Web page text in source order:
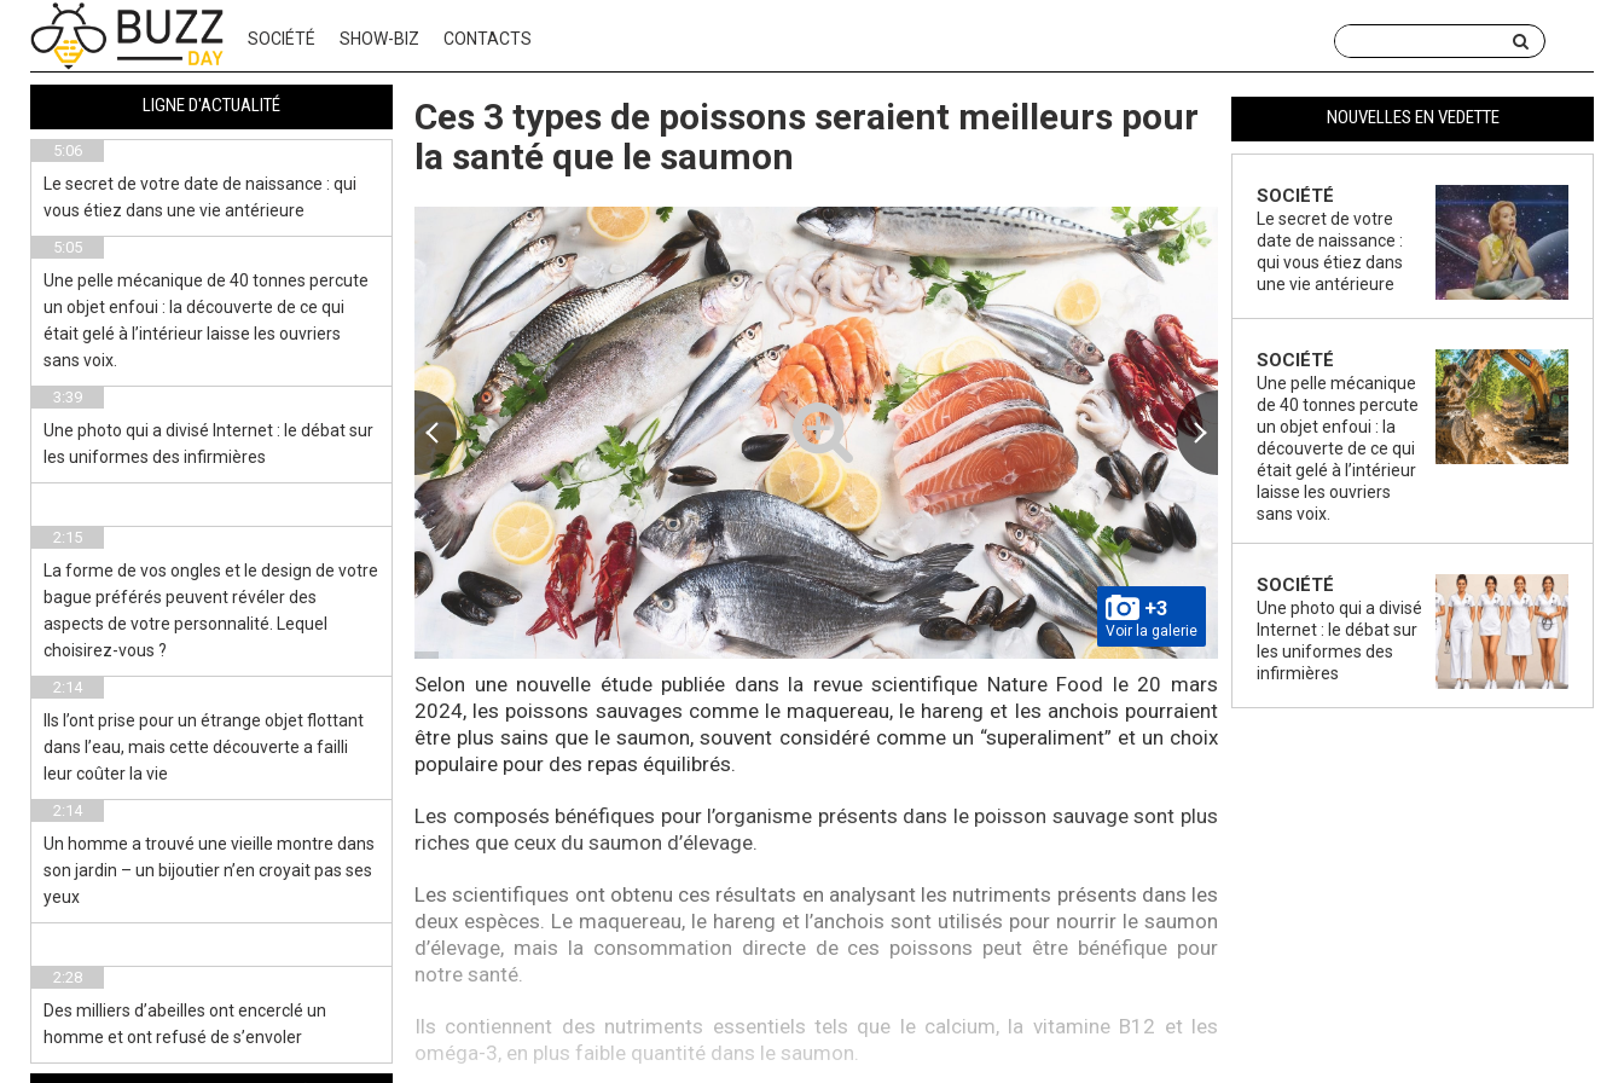
SOCIÉTÉ SHOW-BIZ CONTACTS
Ces 3 types de poissons seraient meilleurs pour
la santé que le saumon
+3
Voir la galerie
Selon une nouvelle étude publiée dans la revue scientifique Nature Food le 20 mars
2024, les poissons sauvages comme le maquereau, le hareng et les anchois pourraient
être plus sains que le saumon, souvent considéré comme un “superaliment” et un choix
populaire pour des repas équilibrés.
Les composés bénéfiques pour l’organisme présents dans le poisson sauvage sont plus
riches que ceux du saumon d’élevage.
Les scientifiques ont obtenu ces résultats en analysant les nutriments présents dans les
deux espèces. Le maquereau, le hareng et l’anchois sont utilisés pour nourrir le saumon
d’élevage, mais la consommation directe de ces poissons peut être bénéfique pour
notre santé.
Ils contiennent des nutriments essentiels tels que le calcium, la vitamine B12 et les
oméga-3, en plus faible quantité dans le saumon.
NOUVELLES EN VEDETTE
SOCIÉTÉ
Le secret de votre
date de naissance :
qui vous étiez dans
une vie antérieure
SOCIÉTÉ
Une pelle mécanique
de 40 tonnes percute
un objet enfoui : la
découverte de ce qui
était gelé à l’intérieur
laisse les ouvriers
sans voix.
SOCIÉTÉ
Une photo qui a divisé
Internet : le débat sur
les uniformes des
infirmières
LIGNE D'ACTUALITÉ
5:06
Le secret de votre date de naissance : qui
vous étiez dans une vie antérieure
5:05
Une pelle mécanique de 40 tonnes percute
un objet enfoui : la découverte de ce qui
était gelé à l’intérieur laisse les ouvriers
sans voix.
3:39
Une photo qui a divisé Internet : le débat sur
les uniformes des infirmières
2:15
La forme de vos ongles et le design de votre
bague préférés peuvent révéler des
aspects de votre personnalité. Lequel
choisirez-vous ?
2:14
Ils l’ont prise pour un étrange objet flottant
dans l’eau, mais cette découverte a failli
leur coûter la vie
2:14
Un homme a trouvé une vieille montre dans
son jardin – un bijoutier n’en croyait pas ses
yeux
2:28
Des milliers d’abeilles ont encerclé un
homme et ont refusé de s’envoler